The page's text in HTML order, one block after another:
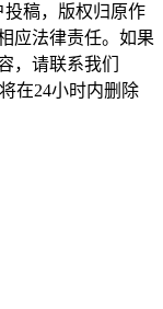
稿，版权归原作
应法律责任。如果
，请联系我们
在24小时内删除